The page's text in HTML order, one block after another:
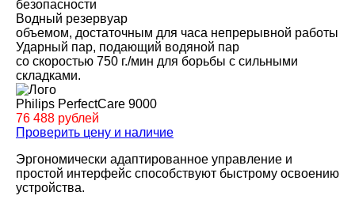
безопасности
Водный резервуар
объемом, достаточным для часа непрерывной работы
Ударный пар, подающий водяной пар
со скоростью 750 г./мин для борьбы с сильными
складками.
Philips PerfectCare 9000
76 488 рублей
Проверить цену и наличие
Эргономически адаптированное управление и
простой интерфейс способствуют быстрому освоению
устройства.